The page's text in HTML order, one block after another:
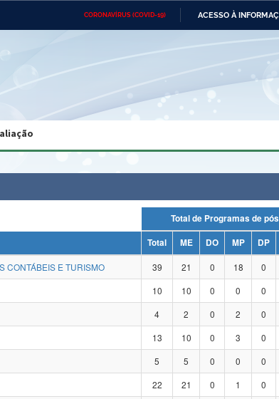
CORONAVÍRUS (COVID-19) ACESSO À
Ministério das Relações
Ministério do Desenvolvimento
Regional
Advocacia-Geral da União Banco Central do Brasil
Total
Total ME DO MP DP
CONTÁBEIS E TURISMO
39 21 0 18 0
10 10 0 0 0
4 2 0 2 0
13 10 0 3 0
5 5 0 0 0
22 21 0 1 0